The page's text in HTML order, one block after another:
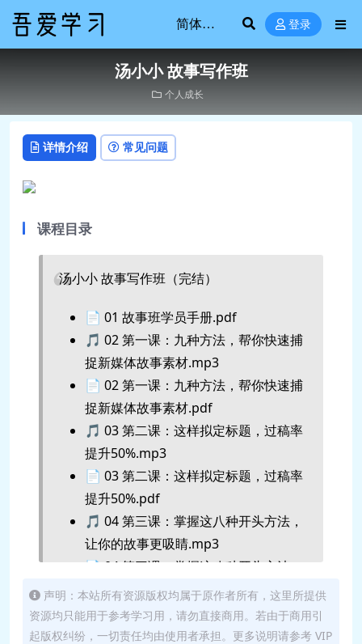
登录
汤小小 故事写作班
个人成长
详情介绍 常见问题
课程目录
汤小小 故事写作班（完结）
📄 01 故事班学员手册.pdf
🎵 02 第一课：九种方法，帮你快速捕
捉新媒体故事素材.mp3
📄 02 第一课：九种方法，帮你快速捕
捉新媒体故事素材.pdf
🎵 03 第二课：这样拟定标题，过稿率
提升50%.mp3
📄 03 第二课：这样拟定标题，过稿率
提升50%.pdf
🎵 04 第三课：掌握这八种开头方法，
让你的故事更吸睛.mp3
📄 04 第三课：掌握这八种开头方法，
让你的故事更吸睛.pdf
🎵 05 第四课：巧妙运用伏笔，让你的
故事更出彩.mp3
声明：本站所有资源版权均属于原作者所有，这里所提供
资源均只能用于参考学习用，请勿直接商用。若由于商用引
起版权纠纷，一切责任均由使用者承担。更多说明请参考 VIP